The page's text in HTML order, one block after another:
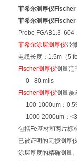
菲希尔测厚仪
菲希尔测厚仪
Probe FGAB1.3
菲希尔涂层测厚仪带
电缆长度：1.5m（5
Fischer测厚仪测量范
0 - 80 mils
Fischer测厚仪测量误
100-1000um：
1000-2000um：
包括Fe基材和两片标
已被证明的无损测厚
涂层厚度的精确测量